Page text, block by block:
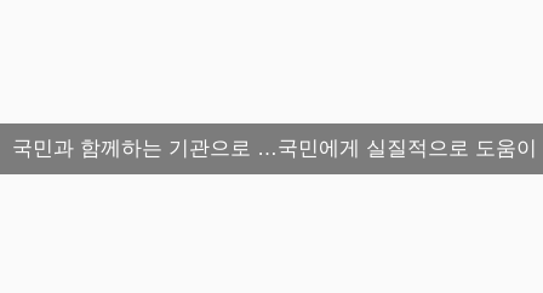
국민과 함께하는 기관으로 …국민에게 실질적으로 도움이